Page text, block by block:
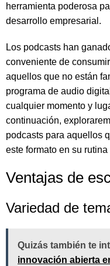
herramienta poderosa
desarrollo empresarial.
Los podcasts han
conveniente de
aquellos que no están
programa de audio
cualquier momento y
continuación,
podcasts para aquellos
este formato en su rutina
Ventajas de
Variedad de
Quizás también te
innovación abierta